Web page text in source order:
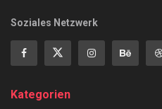
Soziales Netzwerk
Kategorien